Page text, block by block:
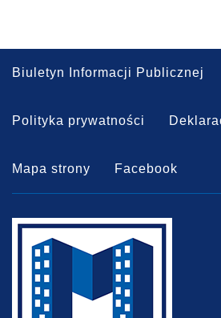
Biuletyn Informacji Publicznej
Polityka prywatności
Mapa strony Facebook